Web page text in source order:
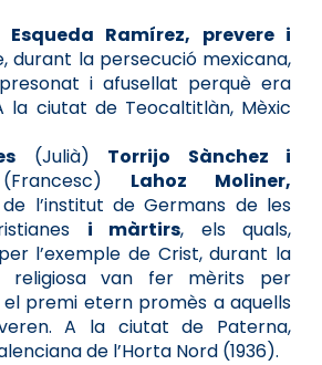
Esqueda Ramírez, prevere i
durant la persecució mexicana,
i afusellat perquè era
la ciutat de Teocaltitlàn, Mèxic
(Julià) Torrijo Sànchez i
Lahoz Moliner,
de l’institut de Germans de les
i màrtirs, els quals,
l’exemple de Crist, durant la
religiosa van fer mèrits per
premi etern promès a aquells
A la ciutat de Paterna,
de l’Horta Nord (1936).